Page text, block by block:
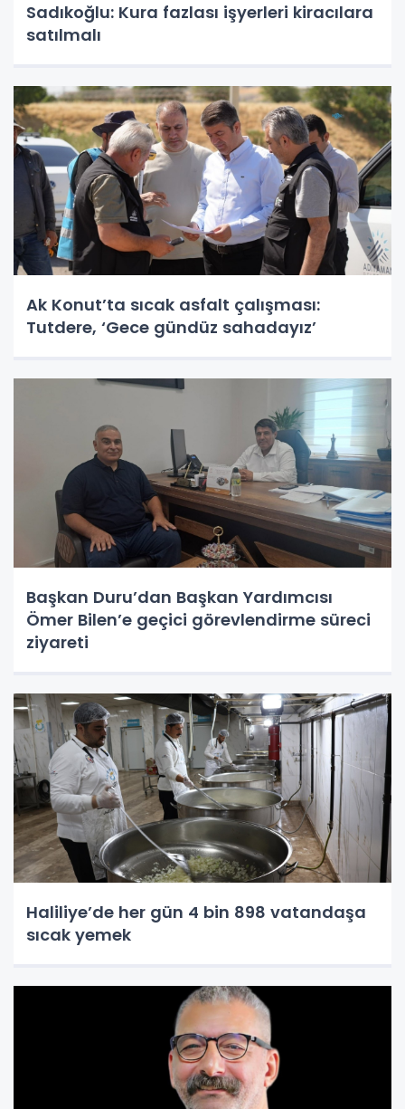
Sadıkoğlu: Kura fazlası işyerleri kiracılara
satılmalı
Ak Konut’ta sıcak asfalt çalışması:
Tutdere, ‘Gece gündüz sahadayız’
Başkan Duru’dan Başkan Yardımcısı
Ömer Bilen’e geçici görevlendirme süreci
ziyareti
Haliliye’de her gün 4 bin 898 vatandaşa
sıcak yemek